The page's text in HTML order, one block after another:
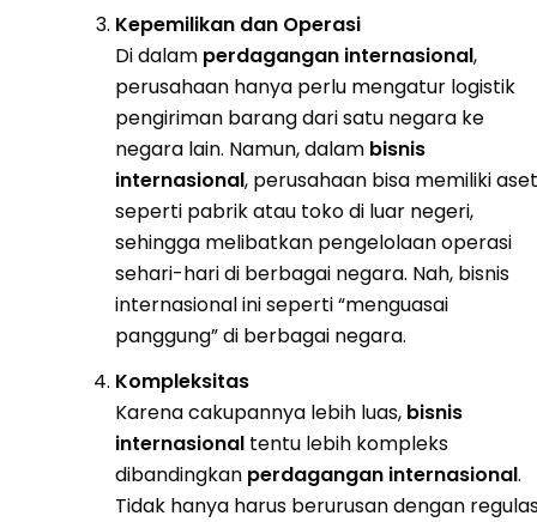
Kepemilikan dan Operasi
Di dalam perdagangan internasional,
perusahaan hanya perlu mengatur logistik
pengiriman barang dari satu negara ke
negara lain. Namun, dalam bisnis
internasional, perusahaan bisa memiliki
seperti pabrik atau toko di luar negeri,
sehingga melibatkan pengelolaan operasi
sehari-hari di berbagai negara. Nah, bisnis
internasional ini seperti “menguasai
panggung” di berbagai negara.
Kompleksitas
Karena cakupannya lebih luas, bisnis
internasional tentu lebih kompleks
dibandingkan perdagangan internasional.
Tidak hanya harus berurusan dengan